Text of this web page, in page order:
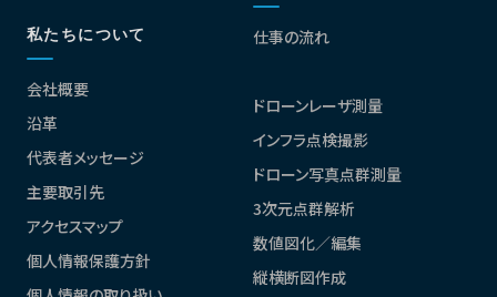
私たちについて
会社概要
沿革
代表者メッセージ
主要取引先
アクセスマップ
個人情報保護方針
仕事の流れ
ドローンレーザ測量
インフラ点検撮影
ドローン写真点群測量
3次元点群解析
数値図化／編集
縦横断図作成